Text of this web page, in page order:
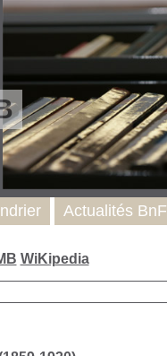
WiKipedia
Actualités BnF